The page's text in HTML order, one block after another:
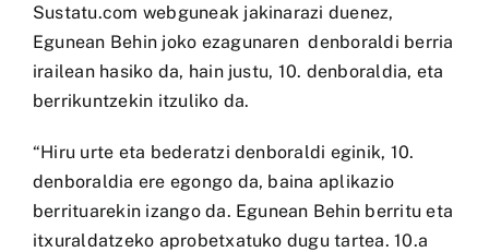
Sustatu.com webguneak jakinarazi duenez,
Egunean Behin joko ezagunaren denboraldi berria
irailean hasiko da, hain justu, 10. denboraldia, eta
berrikuntzekin itzuliko da.
“Hiru urte eta bederatzi denboraldi eginik, 10.
denboraldia ere egongo da, baina aplikazio
berrituarekin izango da. Egunean Behin berritu eta
itxuraldatzeko aprobetxatuko dugu tartea. 10.a